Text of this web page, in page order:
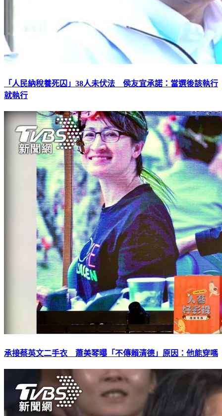
「人民納稅養死囚」38人未伏法 侯友宜承諾：當選後該執行
就執行
承接蔡英文二手衣 蕭美琴曝「不傳賴清德」原因：他能穿嗎